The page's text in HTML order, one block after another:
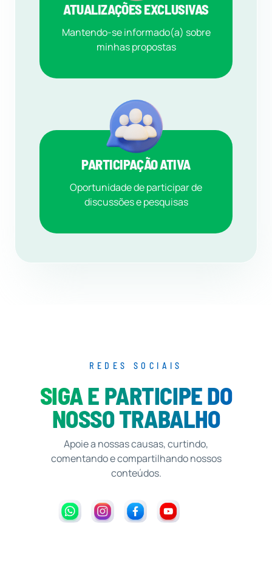
ATUALIZAÇÕES EXCLUSIVAS
Mantendo-se informado(a) sobre
minhas propostas
PARTICIPAÇÃO ATIVA
Oportunidade de participar de
discussões e pesquisas
REDES SOCIAIS
SIGA E PARTICIPE DO
NOSSO TRABALHO
Apoie a nossas causas, curtindo,
comentando e compartilhando nossos
conteúdos.